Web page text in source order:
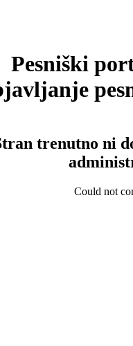
Pesniški
trenutno ni
Could not